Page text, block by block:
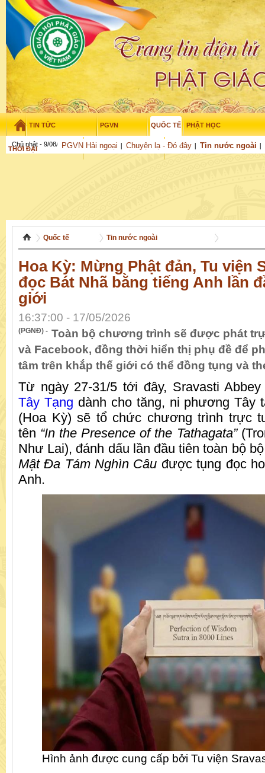
TIN TỨC PGVN QUỐC TẾ
PGVN Hải ngoại Chuyện lạ - Đó đây Tin nước ngoài
PHẬT HỌC
THỜI ĐẠI TUỔI TRẺ NGHIÊN CỨU
Chủ nhật - 9/08/2026 – 11: 01:23
Quốc tế Tin nước ngoài
Hoa Kỳ: Mừng Phật đản, Tu viện
đọc Bát Nhã bằng tiếng Anh lần
giới
16:37:00 - 17/05/2026
(PGNĐ) - Toàn bộ chương trình sẽ được phát
và Facebook, đồng thời hiển thị phụ đề để
tâm trên khắp thế giới có thể đồng tụng và
Từ ngày 27-31/5 tới đây, Sravasti
Tây Tạng dành cho tăng, ni phương Tây
(Hoa Kỳ) sẽ tổ chức chương trình trực
tên “In the Presence of the Tathagata”
Như Lai), đánh dấu lần đầu tiên toàn bộ
Mật Đa Tám Nghìn Câu được tụng đọc
Anh.
Hình ảnh được cung cấp bởi Tu viện